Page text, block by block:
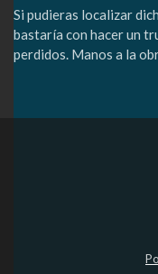
Si pudieras localizar
bastaría con hacer un
perdidos. Manos a la